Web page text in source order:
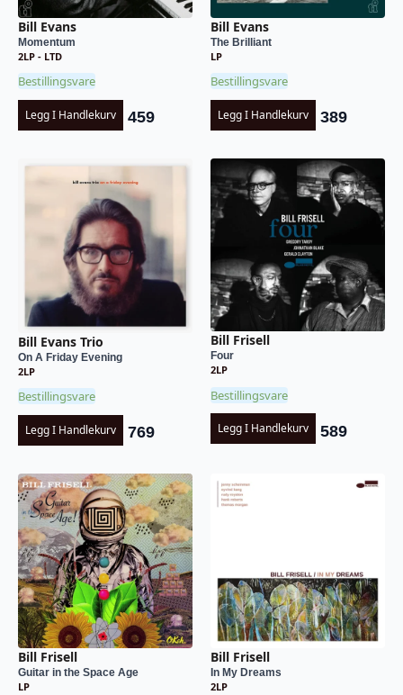
Bill Evans
Momentum
2LP - LTD
Bestillingsvare
Legg I Handlekurv 459
Bill Evans
The Brilliant
LP
Bestillingsvare
Legg I Handlekurv 389
Bill Evans Trio
On A Friday Evening
2LP
Bestillingsvare
Legg I Handlekurv 769
Bill Frisell
Four
2LP
Bestillingsvare
Legg I Handlekurv 589
Bill Frisell
Guitar in the Space Age
LP
Bill Frisell
In My Dreams
2LP